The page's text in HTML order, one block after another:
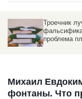
Троечник
проблема
Михаил
фонтаны. Что